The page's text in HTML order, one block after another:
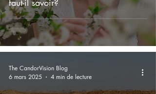
faut-il savoir?
The CandorVision Blog
6 mars 2025
4 min de lecture